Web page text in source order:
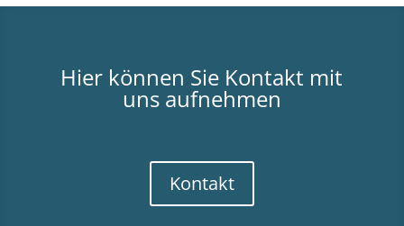
Hier können Sie Kontakt mit
uns aufnehmen
Kontakt